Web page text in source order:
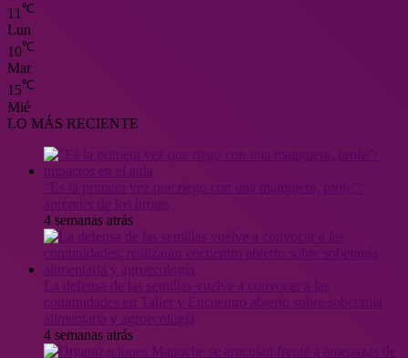
11 ℃
Lun
10℃
Mar
15℃
Mié
LO MÁS RECIENTE
4 semanas atrás
4 semanas atrás